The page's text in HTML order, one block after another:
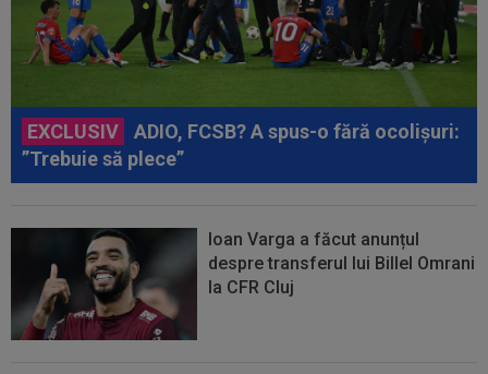
EXCLUSIV
ADIO, FCSB? A spus-o fără ocolișuri:
”Trebuie să plece”
Ioan Varga a făcut anunțul
despre transferul lui Billel Omrani
la CFR Cluj